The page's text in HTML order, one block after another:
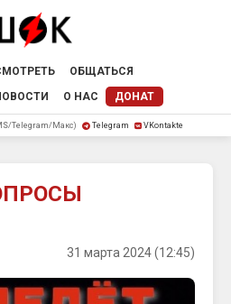
ОБЩАТЬСЯ
О НАС ДОНАТ
Telegram/Макс) Telegram VKontakte
31 марта 2024 (12:45)